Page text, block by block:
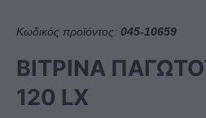
Κωδικός προϊόντος: 045-10659
ΒΙΤΡΙΝΑ
120 LX